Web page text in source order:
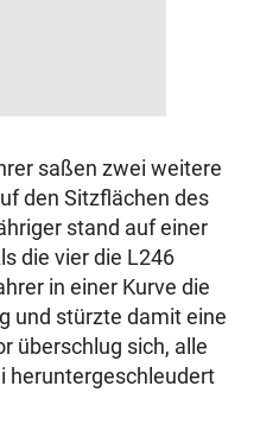
saßen zwei weitere
den Sitzflächen des
stand auf einer
die vier die L246
in einer Kurve die
und stürzte damit eine
überschlug sich, alle
heruntergeschleudert